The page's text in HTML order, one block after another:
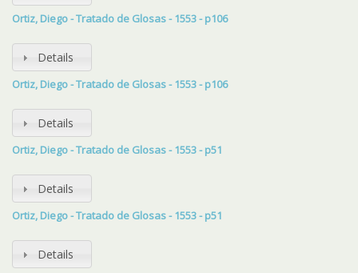
Ortiz, Diego - Tratado de Glosas - 1553 - p106
Details
Ortiz, Diego - Tratado de Glosas - 1553 - p106
Details
Ortiz, Diego - Tratado de Glosas - 1553 - p51
Details
Ortiz, Diego - Tratado de Glosas - 1553 - p51
Details